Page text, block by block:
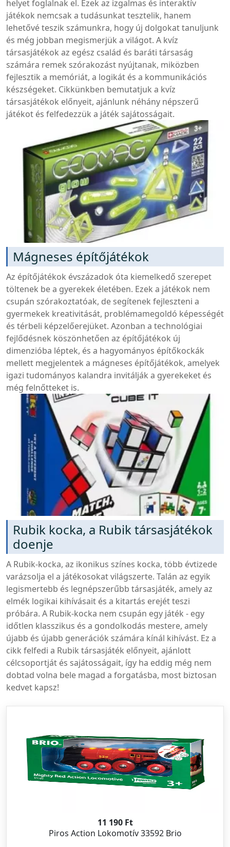
helyet foglalnak el. Ezek az izgalmas és interaktív
játékok nemcsak a tudásunkat tesztelik, hanem
lehetővé teszik számunkra, hogy új dolgokat tanuljunk
és még jobban megismerjük a világot. A kvíz
társasjátékok az egész család és baráti társaság
számára remek szórakozást nyújtanak, miközben
fejlesztik a memóriát, a logikát és a kommunikációs
készségeket. Cikkünkben bemutatjuk a kvíz
társasjátékok előnyeit, ajánlunk néhány népszerű
játékot és felfedezzük a játék sajátosságait.
Mágneses építőjátékok
Az építőjátékok évszázadok óta kiemelkedő szerepet
töltenek be a gyerekek életében. Ezek a játékok nem
csupán szórakoztatóak, de segítenek fejleszteni a
gyermekek kreativitását, problémamegoldó képességét
és térbeli képzelőerejüket. Azonban a technológiai
fejlődésnek köszönhetően az építőjátékok új
dimenzióba léptek, és a hagyományos építőkockák
mellett megjelentek a mágneses építőjátékok, amelyek
igazi tudományos kalandra invitálják a gyerekeket és
még felnőtteket is.
Rubik kocka, a Rubik társasjátékok
doenje
A Rubik-kocka, az ikonikus színes kocka, több évtizede
varázsolja el a játékosokat világszerte. Talán az egyik
legismertebb és legnépszerűbb társasjáték, amely az
elmék logikai kihívásait és a kitartás erejét teszi
próbára. A Rubik-kocka nem csupán egy játék - egy
időtlen klasszikus és a gondolkodás mestere, amely
újabb és újabb generációk számára kínál kihívást. Ez a
cikk felfedi a Rubik társasjáték előnyeit, ajánlott
célcsoportját és sajátosságait, így ha eddig még nem
dobtad volna bele magad a forgatásba, most biztosan
kedvet kapsz!
11 190 Ft
Piros Action Lokomotív 33592 Brio